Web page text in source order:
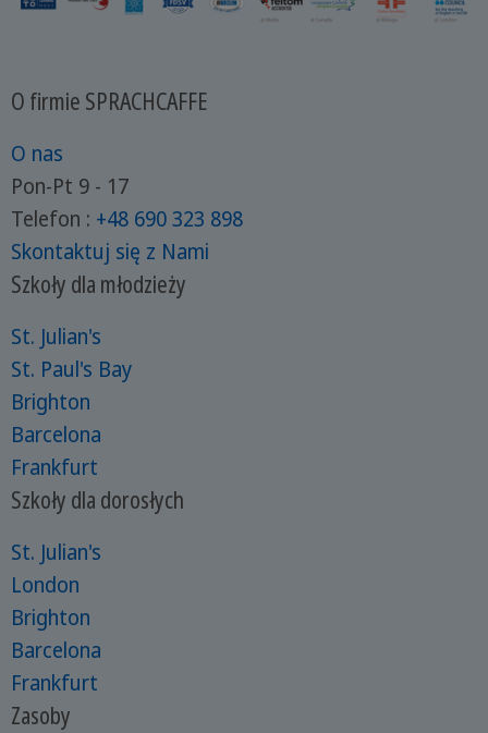
O firmie SPRACHCAFFE
O nas
Pon-Pt 9 - 17
Telefon : +48 690 323 898
Skontaktuj się z Nami
Szkoły dla młodzieży
St. Julian's
St. Paul's Bay
Brighton
Barcelona
Frankfurt
Szkoły dla dorosłych
St. Julian's
London
Brighton
Barcelona
Frankfurt
Zasoby